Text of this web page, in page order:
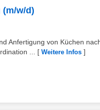
w/d)
Anfertigung von Küchen
...
[ Weitere Infos ]